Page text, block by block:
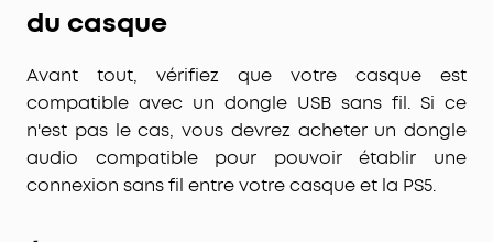
du casque
Avant tout, vérifiez que votre casque est
compatible avec un dongle USB sans fil. Si ce
n'est pas le cas, vous devrez acheter un dongle
audio compatible pour pouvoir établir une
connexion sans fil entre votre casque et la PS5.